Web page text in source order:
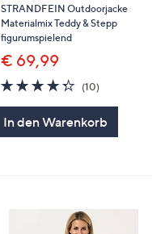
STRANDFEIN Outdoorjacke
Materialmix Teddy & Stepp
figurumspielend
€ 69,99
4.3
von
5
(10)
In den Warenkorb